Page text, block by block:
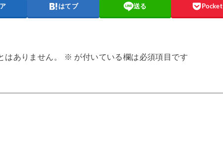
はてブ 送る Pocket
はありません。 ※ が付いている欄は必須項目です